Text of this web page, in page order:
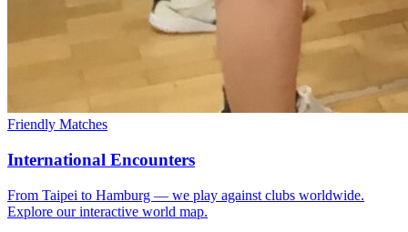
Friendly Matches
International Encounters
From Taipei to Hamburg — we play against clubs worldwide.
Explore our interactive world map.